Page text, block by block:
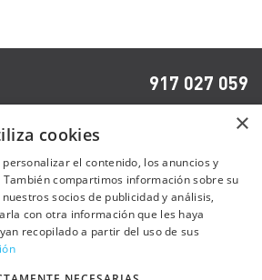
917 027 059
×
cookies
el contenido, los anuncios y
compartimos información sobre su
socios de publicidad y análisis,
con otra información que les haya
recopilado a partir del uso de sus